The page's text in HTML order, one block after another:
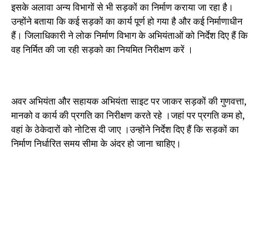
इसके अलावा अन्य विभागों से भी सड़कों का निर्माण कराया जा रहा है।
उन्होंने बताया कि कई सड़कों का कार्य पूर्ण हो गया है और कई निर्माणाधीन
हैं। जिलाधिकारी ने लोक निर्माण विभाग के अभियंताओं को निर्देश दिए हैं कि
वह निर्मित की जा रही सड़को का नियमित निरीक्षण करें ।
अवर अभियंता और सहायक अभियंता साइट पर जाकर सड़कों की गुणवत्ता,
मानको व कार्य की प्रगति का निरीक्षण करते रहे ।जहां पर प्रगति कम हो,
वहां के ठेकेदारों को नोटिस दी जाए ।उन्होंने निर्देश दिए हैं कि सड़कों का
निर्माण निर्धारित समय सीमा के अंदर हो जाना चाहिए।